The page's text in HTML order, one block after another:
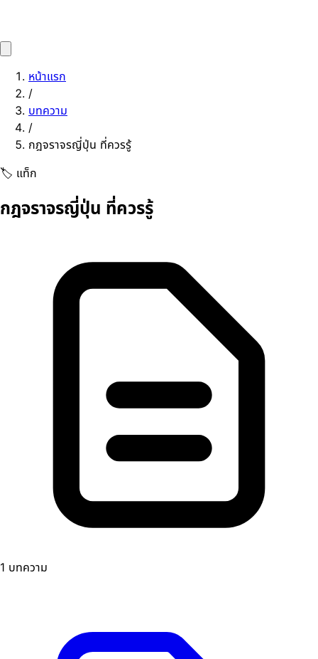
หน้าแรก
/
บทความ
/
กฎจราจรญี่ปุ่น ที่ควรรู้
🏷️ แท็ก
กฎจราจรญี่ปุ่น ที่ควรรู้
1 บทความ